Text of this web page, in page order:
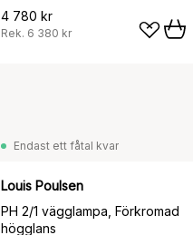
4 780 kr
Rek. 6 380 kr
Endast ett fåtal kvar
Louis Poulsen
PH 2/1 vägglampa, Förkromad
högglans